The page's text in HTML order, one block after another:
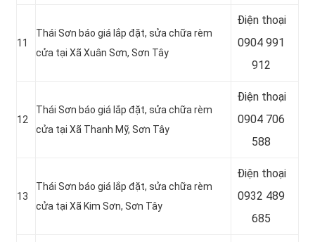
11
Thái Sơn báo giá lắp đặt, sửa chữa rèm
cửa tại Xã Xuân Sơn, Sơn Tây
Điện thoại
0904 991
912
12
Thái Sơn báo giá lắp đặt, sửa chữa rèm
cửa tại Xã Thanh Mỹ, Sơn Tây
Điện thoại
0904 706
588
13
Thái Sơn báo giá lắp đặt, sửa chữa rèm
cửa tại Xã Kim Sơn, Sơn Tây
Điện thoại
0932 489
685